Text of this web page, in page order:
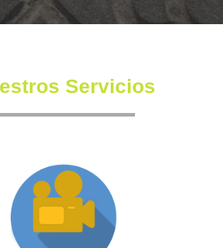
Servicios
Producción XR
independiente con un equipo
también en la creación de